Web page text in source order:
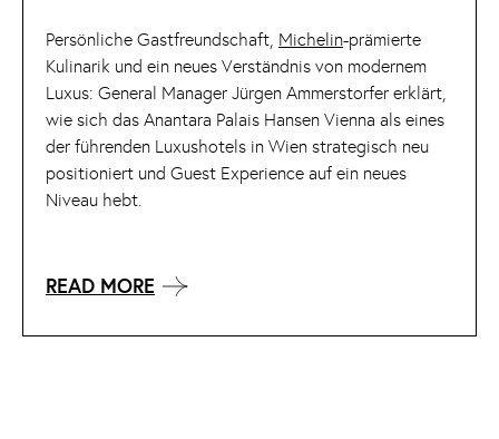
Persönliche Gastfreundschaft, Michelin-prämierte
Kulinarik und ein neues Verständnis von modernem
Luxus: General Manager Jürgen Ammerstorfer erklärt,
wie sich das Anantara Palais Hansen Vienna als eines
der führenden Luxushotels in Wien strategisch neu
positioniert und Guest Experience auf ein neues
Niveau hebt.
READ MORE